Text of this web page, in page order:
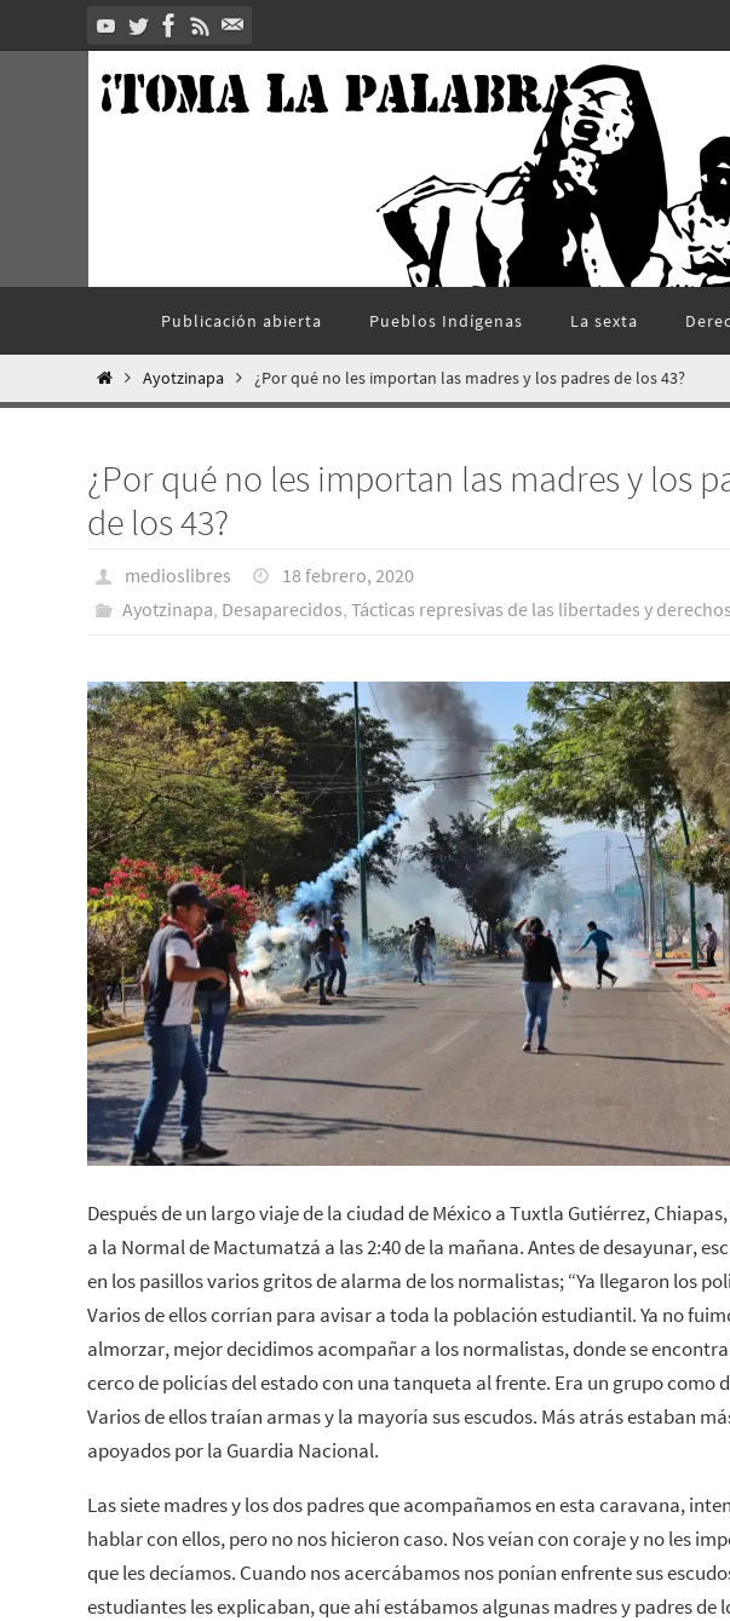
al
contenido
Publicación abierta Pueblos Indí­genas La sexta
InicioAyotzinapa ¿Por qué no les importan las madres y los padres de los 43?
¿Por qué no les importan las madres y los
de los 43?
medioslibres
18 febrero, 2020
Ayotzinapa, Desaparecidos, Tácticas represivas de las libertades y derechos
Después de un largo viaje de la ciudad de México a Tuxtla Gutiérrez,
a la Normal de Mactumatzá a las 2:40 de la mañana. Antes de desayunar,
en los pasillos varios gritos de alarma de los normalistas; “Ya llegaron los
Varios de ellos corrían para avisar a toda la población estudiantil. Ya no
almorzar, mejor decidimos acompañar a los normalistas, donde se
cerco de policías del estado con una tanqueta al frente. Era un grupo como
Varios de ellos traían armas y la mayoría sus escudos. Más atrás estaban
apoyados por la Guardia Nacional.
Las siete madres y los dos padres que acompañamos en esta caravana,
hablar con ellos, pero no nos hicieron caso. Nos veían con coraje y no les
que les decíamos. Cuando nos acercábamos nos ponían enfrente sus
estudiantes les explicaban, que ahí estábamos algunas madres y padres de